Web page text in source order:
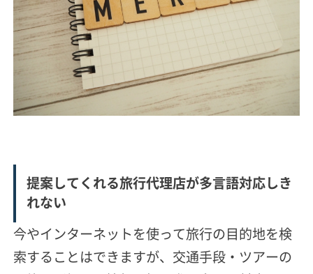
提案してくれる旅行代理店が多言語対応しき
れない
今やインターネットを使って旅行の目的地を検
索することはできますが、交通手段・ツアーの